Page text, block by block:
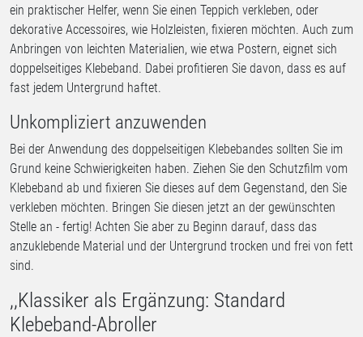
ein praktischer Helfer, wenn Sie einen Teppich verkleben, oder
dekorative Accessoires, wie Holzleisten, fixieren möchten. Auch zum
Anbringen von leichten Materialien, wie etwa Postern, eignet sich
doppelseitiges Klebeband. Dabei profitieren Sie davon, dass es auf
fast jedem Untergrund haftet.
Unkompliziert anzuwenden
Bei der Anwendung des doppelseitigen Klebebandes sollten Sie im
Grund keine Schwierigkeiten haben. Ziehen Sie den Schutzfilm vom
Klebeband ab und fixieren Sie dieses auf dem Gegenstand, den Sie
verkleben möchten. Bringen Sie diesen jetzt an der gewünschten
Stelle an - fertig! Achten Sie aber zu Beginn darauf, dass das
anzuklebende Material und der Untergrund trocken und frei von fett
sind.
,,Klassiker als Ergänzung: Standard
Klebeband-Abroller